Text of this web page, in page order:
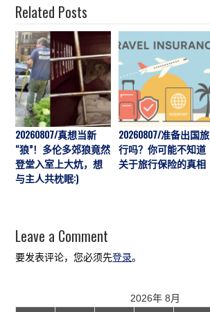
Related Posts
20260807/真想当新
“狼”！多伦多郊狼竟然
登堂入室上大炕，想
与主人共枕眠:)
20260807/准备出国旅
行吗？你可能不知道
关于旅行保险的真相
Leave a Comment
要发表评论，您必须先登录。
2026年 8月